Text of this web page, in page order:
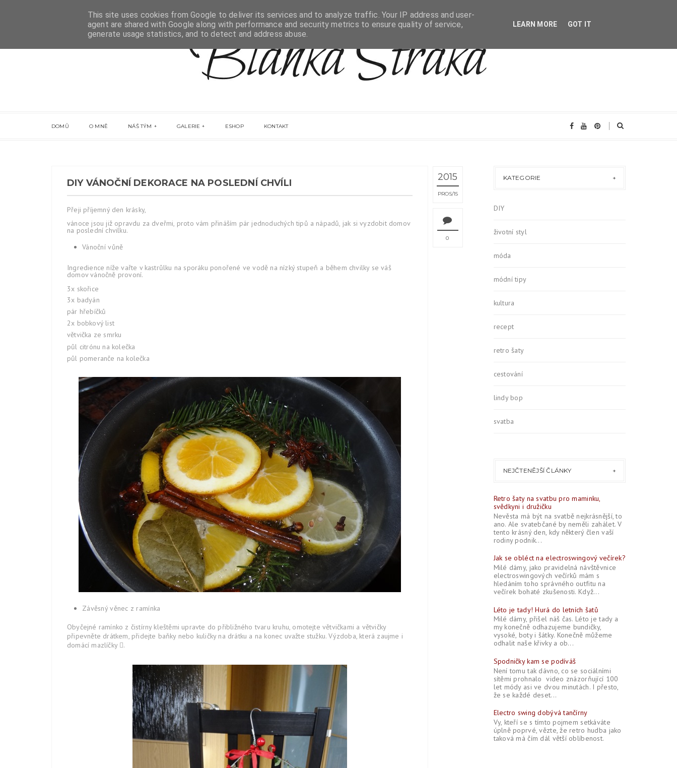
DOMŮ O MNĚ NÁŠ TÝM GALERIE ESHOP KONTAKT
2015
PROS 15
0
DIY VÁNOČNÍ DEKORACE NA POSLEDNÍ CHVÍLI
Přeji příjemný den krásky,
vánoce jsou již opravdu za dveřmi, proto vám přináším pár jednoduchých tipů a nápadů, jak si vyzdobit domov
na poslední chvilku.
Vánoční vůně
Ingredience níže vařte v kastrůlku na sporáku ponořené ve vodě na nízký stupeň a během chvilky se váš
domov vánočně provoní.
3x skořice
3x badyán
pár hřebíčků
2x bobkový list
větvička ze smrku
půl citrónu na kolečka
půl pomeranče na kolečka
Závěsný věnec z ramínka
Obyčejné ramínko z čistírny kleštěmi upravte do přibližného tvaru kruhu, omotejte větvičkami a větvičky
připevněte drátkem, přidejte baňky nebo kuličky na drátku a na konec uvažte stužku. Výzdoba, která zaujme i
domácí mazlíčky ￿ .
KATEGORIE
DIY
životní styl
móda
módní tipy
kultura
recept
retro šaty
cestování
lindy bop
svatba
NEJČTENĚJŠÍ ČLÁNKY
Retro šaty na svatbu pro maminku,
svědkyni i družičku
Nevěsta má být na svatbě nejkrásnější, to
ano. Ale svatebčané by neměli zahálet. V
tento krásný den, kdy některý člen vaší
rodiny podnik...
Jak se obléct na electroswingový večírek?
Milé dámy, jako pravidelná návštěvnice
electroswingových večírků mám s
hledáním toho správného outfitu na
večírek bohaté zkušenosti. Když...
Léto je tady! Hurá do letních šatů
Milé dámy, přišel náš čas. Léto je tady a
my konečně odhazujeme bundičky,
vysoké, boty i šátky. Konečně můžeme
odhalit naše křivky a ob...
Spodničky kam se podíváš
Není tomu tak dávno, co se sociálními
sítěmi prohnalo video znázorňující 100
let módy asi ve dvou minutách. I přesto,
že se každé deset...
Electro swing dobývá tančírny
Vy, kteří se s tímto pojmem setkáváte
úplně poprvé, vězte, že retro hudba jako
taková má čím dál větší oblíbenost.
This site uses cookies from Google to deliver its services and to analyze traffic. Your IP address and user-
agent are shared with Google along with performance and security metrics to ensure quality of service,
generate usage statistics, and to detect and address abuse.
LEARN MORE GOT IT